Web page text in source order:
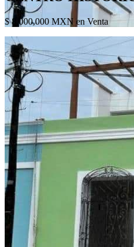
$ 8,000,000 MXN en Venta